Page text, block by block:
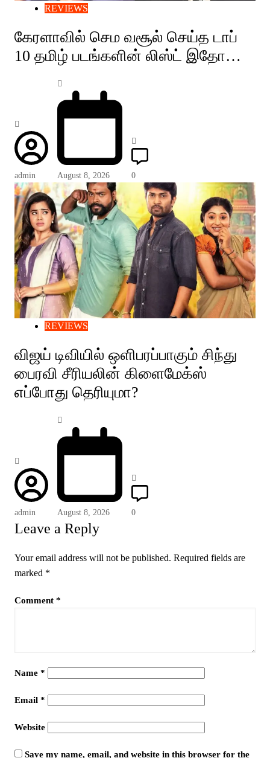
REVIEWS
கேரளாவில் செம வசூல் செய்த டாப்
10 தமிழ் படங்களின் லிஸ்ட் இதோ…
admin August 8, 2026 0
REVIEWS
விஜய் டிவியில் ஒளிபரப்பாகும் சிந்து
பைரவி சீரியலின் கிளைமேக்ஸ்
எப்போது தெரியுமா?
admin August 8, 2026 0
Leave a Reply
Your email address will not be published. Required fields are
marked *
Comment *
Name *
Email *
Website
Save my name, email, and website in this browser for the